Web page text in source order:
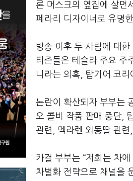
론 머스크의 옆집에 살면
페라리 디자이너로 유명
방송 이후 두 사람에 대
티즌들은 테슬라 주요 주
니라는 의혹
탑기어 코리
논란이 확산되자 부부는
오 콜비 작품 판매 중단
관련
멕라렌 외동딸 관련
카걸 부부는 “저희는 차
차별화 전략으로 채널을